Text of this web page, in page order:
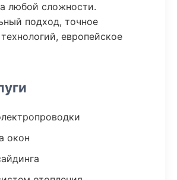
любой сложности.
подход, точное
европейское
окон